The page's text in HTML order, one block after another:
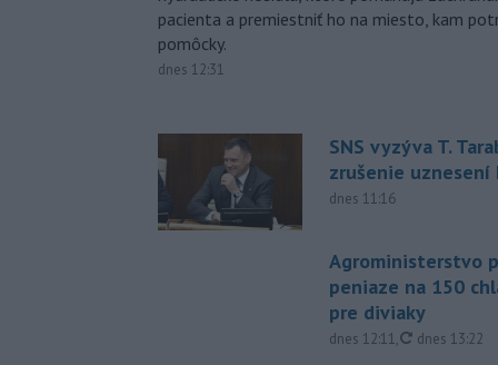
pacienta a premiestniť ho na miesto, kam
pomôcky.
dnes 12:31
SNS vyzýva T.
zrušenie uznesení
dnes 11:16
Agroministerstvo
peniaze na 150
pre diviaky
dnes 12:11, aktualizované
dnes 13:22